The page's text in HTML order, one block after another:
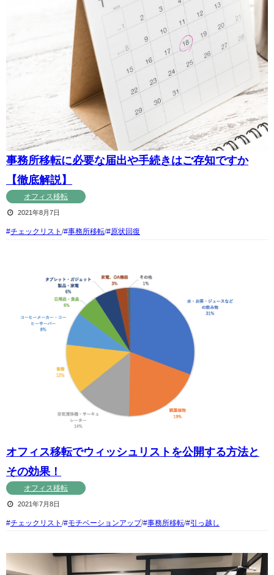
事務所移転に必要な届出や手続きはご存知ですか
【徹底解説】
オフィス移転
2021年8月7日
チェックリスト / 事務所移転/ 原状回復
オフィス移転でウィッシュリストを公開する方法と
その効果！
オフィス移転
2021年7月8日
チェックリスト / モチベーションアップ/ 事務所移転/ 引っ越し